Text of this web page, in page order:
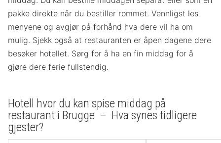
pakke direkte når du bestiller rommet. Vennligst les
menyene og avgjør på forhånd hva dere vil ha om
mulig. Sjekk også at restauranten er åpen dagene dere
besøker hotellet. Sørg for å ha en fin middag for å
gjøre dere ferie fullstendig.
Hotell hvor du kan spise middag på
restaurant i Brugge – Hva synes tidligere
gjester?